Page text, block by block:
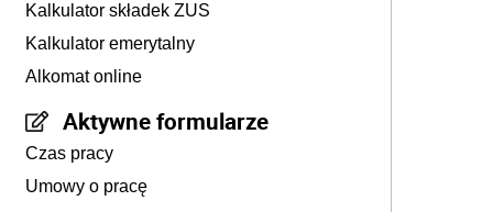
Kalkulator składek ZUS
Kalkulator emerytalny
Alkomat online
Aktywne formularze
Czas pracy
Umowy o pracę